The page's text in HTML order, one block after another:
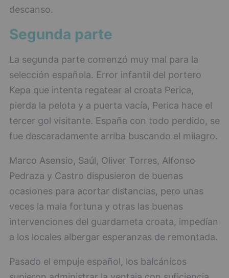
descanso.
Segunda parte
La segunda parte comenzó muy mal para la
selección española. Error infantil del portero
Kepa que intenta regatear al croata Perica,
pierda la pelota y a puerta vacía, Perica hace el
tercer gol visitante. España con todo perdido, se
fue descaradamente arriba buscando el milagro.
Marco Asensio, Saúl, Oliver Torres, Alfonso
Pedraza y Castro dispusieron de buenas
ocasiones para acortar distancias, pero unas
veces la mala fortuna y otras las buenas
intervenciones del guardameta croata, impedían
a los locales albergar esperanzas de remontada.
Pasado el empuje español, los balcánicos